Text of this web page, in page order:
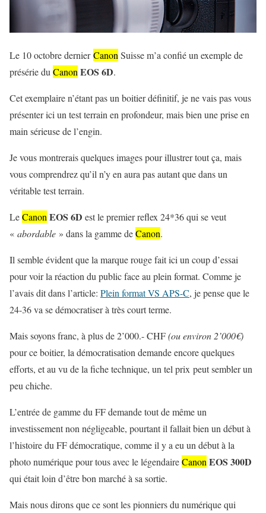
Le 10 octobre dernierCanon Suisse m’a confié un exemple de
présérie du Canon EOS 6D.
Cet exemplaire n’étant pas un boitier définitif, je ne vais pas vous
présenter ici un test terrain en profondeur, mais bien une prise en
main sérieuse de l’engin.
Je vous montrerais quelques images pour illustrer tout ça, mais
vous comprendrez qu’il n’y en aura pas autant que dans un
véritable test terrain.
LeCanon EOS 6D est le premier reflex 24*36 qui se veut
« abordable » dans la gamme deCanon.
Il semble évident que la marque rouge fait ici un coup d’essai
pour voir la réaction du public face au plein format. Comme je
l’avais dit dans l’article: Plein format VS APS-C, je pense que le
24-36 va se démocratiser à très court terme.
Mais soyons franc, à plus de 2’000.- CHF(ou environ 2’000€)
pour ce boitier, la démocratisation demande encore quelques
efforts, et au vu de la fiche technique, un tel prix peut sembler un
peu chiche.
L’entrée de gamme du FF demande tout de même un
investissement non négligeable, pourtant il fallait bien un début à
l’histoire du FF démocratique, comme il y a eu un début à la
photo numérique pour tous avec le légendaireCanon EOS 300D
qui était loin d’être bon marché à sa sortie.
Mais nous dirons que ce sont les pionniers du numérique qui